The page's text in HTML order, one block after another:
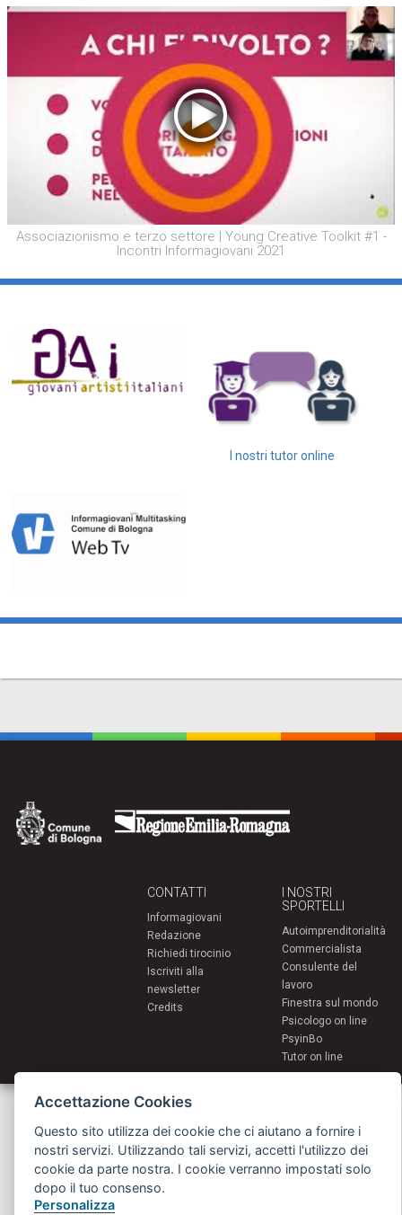
Associazionismo e terzo settore | Young Creative Toolkit #1 -
Incontri Informagiovani 2021
I nostri tutor online
CONTATTI
Informagiovani
Redazione
Richiedi tirocinio
Iscriviti alla
newsletter
Credits
I NOSTRI
SPORTELLI
Autoimprenditorialità
Commercialista
Consulente del
lavoro
Finestra sul mondo
Psicologo on line
PsyinBo
Tutor on line
Servizi per i giovani - Scambi e soggiorni all'estero
giovani@comune.bologna.it
Accettazione Cookies
Questo sito utilizza dei cookie che ci aiutano a fornire i
nostri servizi. Utilizzando tali servizi, accetti l'utilizzo dei
cookie da parte nostra. I cookie verranno impostati solo
dopo il tuo consenso.
Personalizza